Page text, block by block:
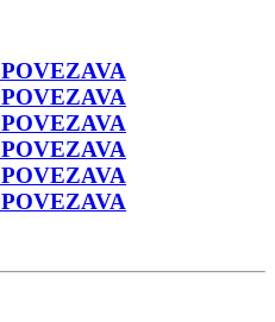
POVEZAVA
POVEZAVA
POVEZAVA
POVEZAVA
POVEZAVA
POVEZAVA